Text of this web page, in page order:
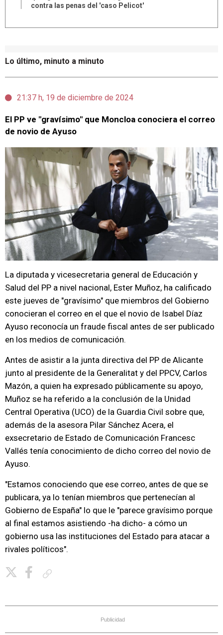
Lo último, minuto a minuto
21:37 h, 19 de diciembre de 2024
El PP ve "gravísimo" que Moncloa conociera el correo
de novio de Ayuso
La diputada y vicesecretaria general de Educación y
Salud del PP a nivel nacional, Ester Muñoz, ha calificado
este jueves de "gravísimo" que miembros del Gobierno
conocieran el correo en el que el novio de Isabel Díaz
Ayuso reconocía un fraude fiscal antes de ser publicado
en los medios de comunicación.
Antes de asistir a la junta directiva del PP de Alicante
junto al presidente de la Generalitat y del PPCV, Carlos
Mazón, a quien ha expresado públicamente su apoyo,
Muñoz se ha referido a la conclusión de la Unidad
Central Operativa (UCO) de la Guardia Civil sobre que,
además de la asesora Pilar Sánchez Acera, el
exsecretario de Estado de Comunicación Francesc
Vallés tenía conocimiento de dicho correo del novio de
Ayuso.
"Estamos conociendo que ese correo, antes de que se
publicara, ya lo tenían miembros que pertenecían al
Gobierno de España" lo que le "parece gravísimo porque
al final estamos asistiendo -ha dicho- a cómo un
gobierno usa las instituciones del Estado para atacar a
rivales políticos".
Publicidad
contra las penas del 'caso Pelicot'